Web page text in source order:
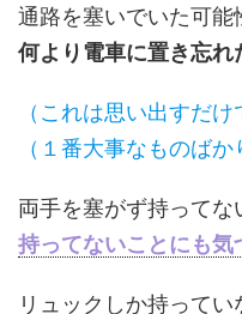
通路を塞いでいた可能
何より電車に置き忘れ
（これは思い出すだけ
（１番大事なものばか
両手を塞がず持ってな
持ってないことにも気
リュックしか持って